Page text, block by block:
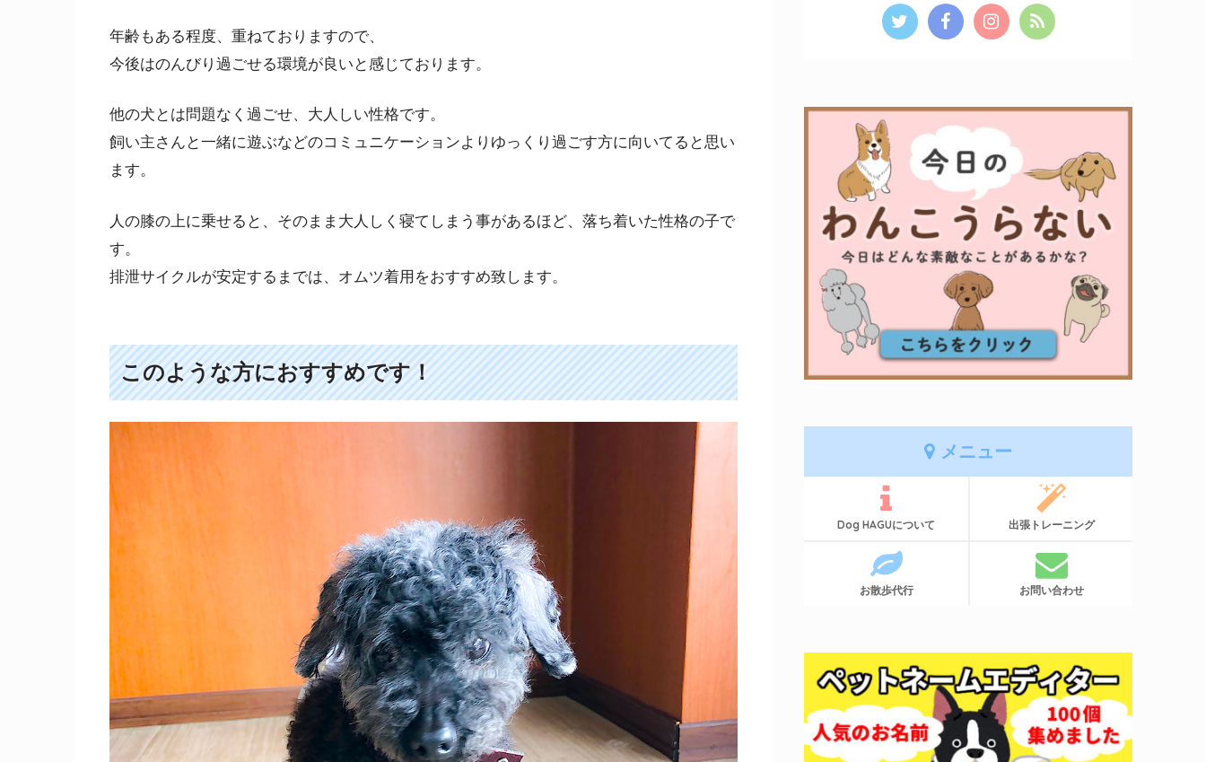
年齢もある程度、重ねておりますので、
今後はのんびり過ごせる環境が良いと感じております。
他の犬とは問題なく過ごせ、大人しい性格です。
飼い主さんと一緒に遊ぶなどのコミュニケーションよりゆっくり過ごす方に向いてると思い
ます。
人の膝の上に乗せると、そのまま大人しく寝てしまう事があるほど、落ち着いた性格の子で
す。
排泄サイクルが安定するまでは、オムツ着用をおすすめ致します。
このような方におすすめです！
メニュー
Dog HAGUについて 出張トレーニング
お散歩代行 お問い合わせ